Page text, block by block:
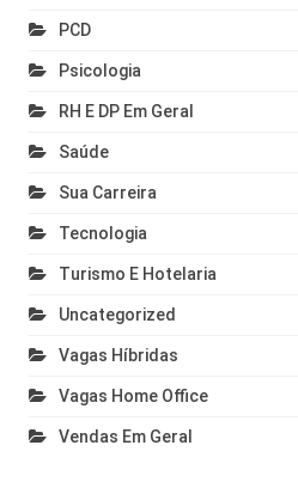
PCD
Psicologia
RH E DP Em Geral
Saúde
Sua Carreira
Tecnologia
Turismo E Hotelaria
Uncategorized
Vagas Híbridas
Vagas Home Office
Vendas Em Geral